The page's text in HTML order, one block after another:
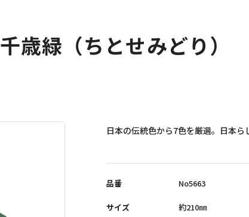
DECO（SP商品）
千歳緑（ちとせみどり）
日本の伝統色から7色を厳選。日本ら
品番 No5663
サイズ 約210㎜